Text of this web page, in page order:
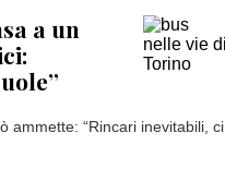
a un
ammette: “Rincari inevitabili, ci